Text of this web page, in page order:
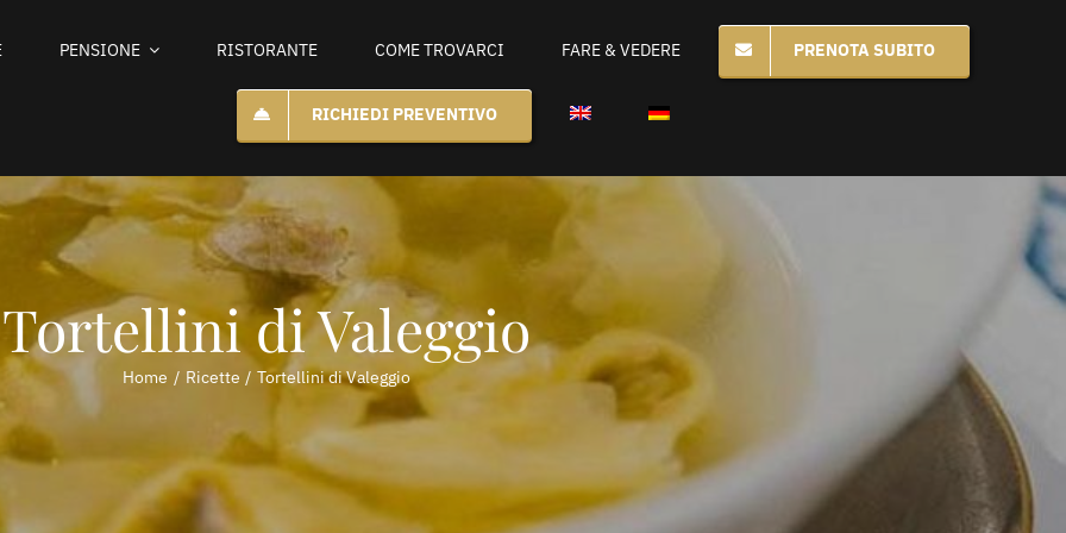
PENSIONE RISTORANTE COME TROVARCI FARE & VEDERE PRENOTA SUBITO
RICHIEDI PREVENTIVO
Tortellini di Valeggio
Home Ricette Tortellini di Valeggio